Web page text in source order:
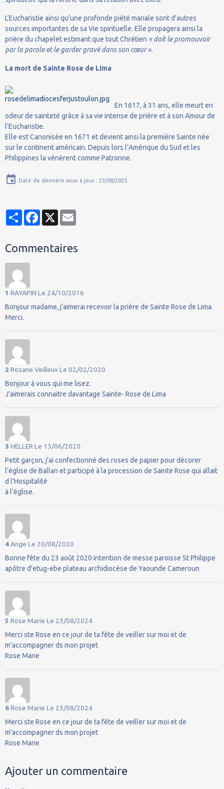
L’Eucharistie ainsi qu’une profonde piété mariale sont d’autres
sources importantes de sa Vie spirituelle. Elle propagera ainsi la
prière du chapelet estimant que tout Chrétien « doit le promouvoir
par la parole et le garder gravé dans son cœur ».
La mort de Sainte Rose de Lima
En 1617, à 31 ans, elle meurt en
odeur de sainteté grâce à sa vie intense de prière et à son Amour de
l’Eucharistie.
Elle est Canonisée en 1671 et devient ainsi la première Sainte née
sur le continent américain. Depuis lors l’Amérique du Sud et les
Philippines la vénèrent comme Patronne.
Date de dernière mise à jour : 23/08/2025
PartagerFacebook
X
Commentaires
1 RAYAPIN Le 24/10/2016
Bonjour madame, j'aimerai recevoir la priére de Sainte Rose de Lima.
Merci.
2 Rosane Veilleux Le 02/02/2020
Bonjour à vous qui me lisez.
J'aimerais connaitre davantage Sainte- Rose de Lima
3 HELLER Le 13/06/2020
Petit garçon, j'ai confectionné des roses de papier pour décorer
l'église de Ballan et participé à la procession de Sainte Rose qui allait
d l'Hospitalité
à l'église.
4Ange Le 20/08/2020
Bonne fête du 23 août 2020 intention de messe paroisse St Philippe
apôtre d'etug-ebe plateau archidiocèse de Yaounde Cameroun
5 Rose Marie Le 23/08/2024
Merci ste Rose en ce jour de ta fête de veiller sur moi et de
m'accompagner ds mon projet
Rose Marie
6Rose Marie Le 23/08/2024
Merci ste Rose en ce jour de ta fête de veiller sur moi et de
m'accompagner ds mon projet
Rose Marie
Ajouter un commentaire